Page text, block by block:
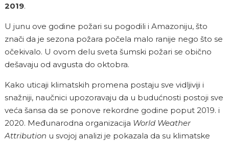
2019.
U junu ove godine požari su pogodili i Amazoniju, što
znači da je sezona požara počela malo ranije nego što se
očekivalo. U ovom delu sveta šumski požari se obično
dešavaju od avgusta do oktobra.
Kako uticaji klimatskih promena postaju sve vidljiviji i
snažniji, naučnici upozoravaju da u budućnosti postoji sve
veća šansa da se ponove rekordne godine poput 2019. i
2020. Međunarodna organizacija World Weather
Attribution u svojoj analizi je pokazala da su klimatske